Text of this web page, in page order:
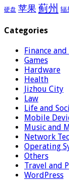
硬盘 苹果 蓟州 辐
Categories
Finance
Games
Hardware
Health
Jizhou City
Law
Life and
Mobile
Music and
Network
Operating
Others
Travel and
WordPress